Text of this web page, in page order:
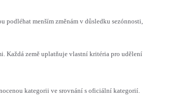
menším změnám v důsledku sezónnosti,
Každá země uplatňuje vlastní kritéria pro udělení
kategorii ve srovnání s oficiální kategorií.